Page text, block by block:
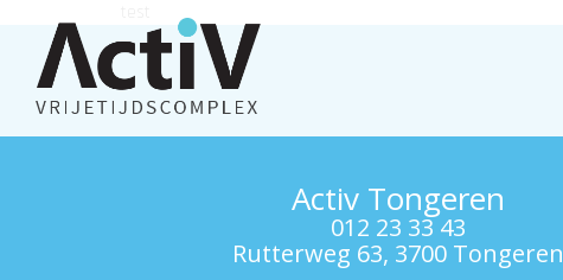
Activ Tongeren
012 23 33 43
Rutterweg 63, 3700 Tongeren